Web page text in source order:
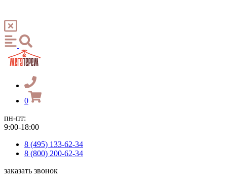
0
пн-пт:
9:00-18:00
8 (495) 133-62-34
8 (800) 200-62-34
заказать звонок